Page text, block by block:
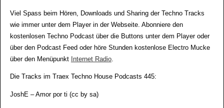
Viel Spass beim Hören, Downloads und Sharing der Techno Tracks
wie immer unter dem Player in der Webseite. Abonniere den
kostenlosen Techno Podcast über die Buttons unter dem Player oder
über den Podcast Feed oder höre Stunden kostenlose Electro Mucke
über den Menüpunkt Internet Radio.
Die Tracks im Traex Techno House Podcasts 445:
JoshE – Amor por ti (cc by sa)